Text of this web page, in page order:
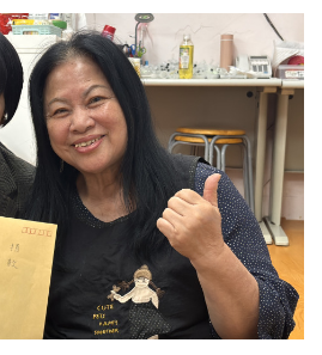
介入後終於看見曙光。歷時長達三年
無法翻身，如今已能靠雙手撐地抬頭
也為重度腦傷兒的早療介入樹立成功
，除了不當對待造成的腦傷外，還伴
缺乏對外連結的能力，不會翻身、極
靜躺在床上。照顧團隊隨即連結外部
療育計畫，結合物理、語言及職能治